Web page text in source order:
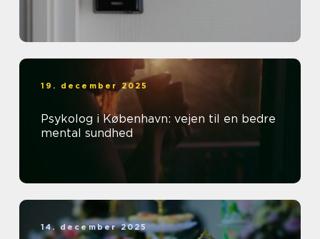
19. december 2025
Psykolog i København: vejen til en bedre
mental sundhed
14. december 2025